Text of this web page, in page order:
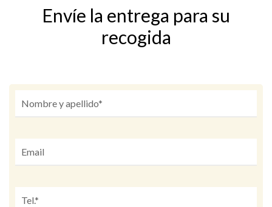
Envíe la entrega para su
recogida